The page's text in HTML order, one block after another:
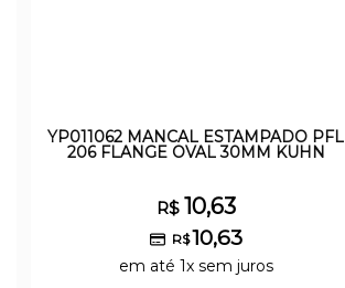
YP011062 MANCAL ESTAMPADO PFL
206 FLANGE OVAL 30MM KUHN
R$ 10,63
R$10,63
em até 1x sem juros